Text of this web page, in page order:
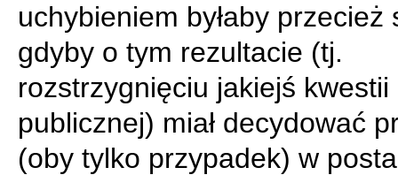
uchybieniem byłaby przecież
gdyby o tym rezultacie (tj.
rozstrzygnięciu jakiejś kwestii
publicznej) miał decydować
(oby tylko przypadek) w